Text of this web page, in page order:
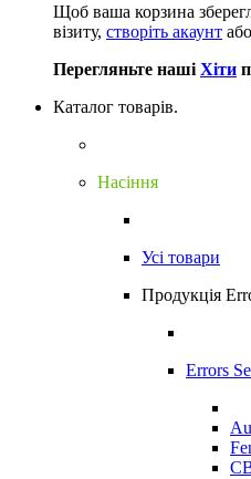
Щоб ваша корзина
візиту, створіть акаунт або
Перегляньте наші Хіти
Каталог товарів.
Насіння
Усі товари
Продукція
Errors